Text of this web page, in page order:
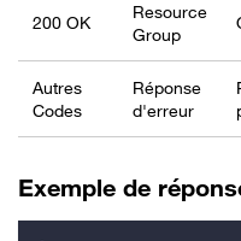
200 OK
Resource
Group
Autres
Codes
Réponse
d'erreur
Exemple de